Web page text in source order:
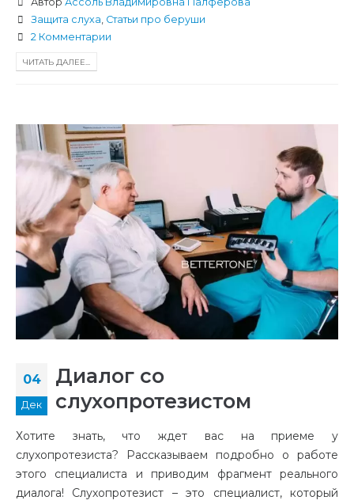
Защита слуха Статьи про беруши
2 Комментарии
ЧИТАТЬ ДАЛЕЕ...
04
Дек
Диалог со
слухопротезистом
Хотите знать, что ждет вас на приеме у
слухопротезиста? Рассказываем подробно о работе
этого специалиста и приводим фрагмент реального
диалога! Слухопротезист – это специалист, который